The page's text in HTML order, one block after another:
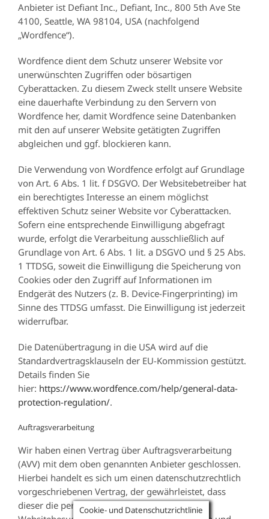
Anbieter ist Defiant Inc., Defiant, Inc., 800 5th Ave Ste
4100, Seattle, WA 98104, USA (nachfolgend
„Wordfence“).
Wordfence dient dem Schutz unserer Website vor
unerwünschten Zugriffen oder bösartigen
Cyberattacken. Zu diesem Zweck stellt unsere Website
eine dauerhafte Verbindung zu den Servern von
Wordfence her, damit Wordfence seine Datenbanken
mit den auf unserer Website getätigten Zugriffen
abgleichen und ggf. blockieren kann.
Die Verwendung von Wordfence erfolgt auf Grundlage
von Art. 6 Abs. 1 lit. f DSGVO. Der Websitebetreiber hat
ein berechtigtes Interesse an einem möglichst
effektiven Schutz seiner Website vor Cyberattacken.
Sofern eine entsprechende Einwilligung abgefragt
wurde, erfolgt die Verarbeitung ausschließlich auf
Grundlage von Art. 6 Abs. 1 lit. a DSGVO und § 25 Abs.
1 TTDSG, soweit die Einwilligung die Speicherung von
Cookies oder den Zugriff auf Informationen im
Endgerät des Nutzers (z. B. Device-Fingerprinting) im
Sinne des TTDSG umfasst. Die Einwilligung ist jederzeit
widerrufbar.
Die Datenübertragung in die USA wird auf die
Standardvertragsklauseln der EU-Kommission gestützt.
Details finden Sie
hier: https://www.wordfence.com/help/general-data-
protection-regulation/.
Auftragsverarbeitung
Wir haben einen Vertrag über Auftragsverarbeitung
(AVV) mit dem oben genannten Anbieter geschlossen.
Hierbei handelt es sich um einen datenschutzrechtlich
vorgeschriebenen Vertrag, der gewährleistet, dass
dieser die personenbezogenen Daten unserer
Cookie- und Datenschutzrichtlinie